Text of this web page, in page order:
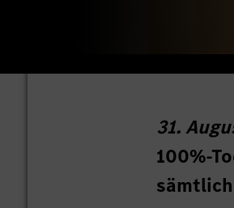
31.
100%-